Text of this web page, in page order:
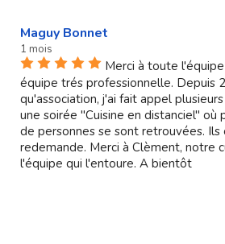
Maguy Bonnet
1 mois
Merci à toute
équipe trés professionnelle. Depuis
qu'association, j'ai fait appel
une soirée "Cuisine en distanciel" où
de personnes se sont retrouvées.
redemande. Merci à Clèment, notre
l'équipe qui l'entoure. A bientôt